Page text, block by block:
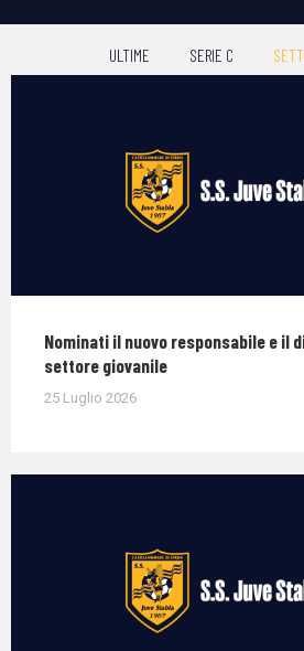
ULTIME SERIE C
Nominati il nuovo responsabile e il
settore giovanile
25 Luglio 2026